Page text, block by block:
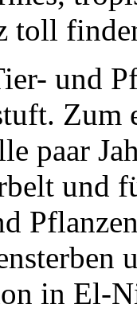
und
paar
und
in El-